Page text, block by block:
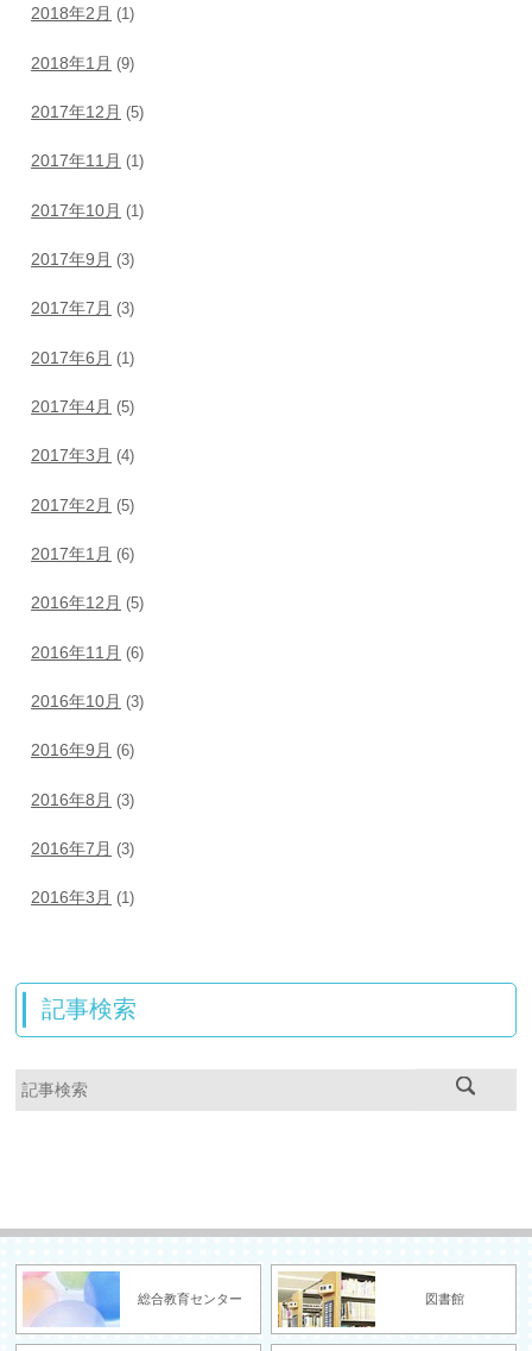
2018年2月 (1)
2018年1月 (9)
2017年12月 (5)
2017年11月 (1)
2017年10月 (1)
2017年9月 (3)
2017年7月 (3)
2017年6月 (1)
2017年4月 (5)
2017年3月 (4)
2017年2月 (5)
2017年1月 (6)
2016年12月 (5)
2016年11月 (6)
2016年10月 (3)
2016年9月 (6)
2016年8月 (3)
2016年7月 (3)
2016年3月 (1)
記事検索
総合教育センター 図書館